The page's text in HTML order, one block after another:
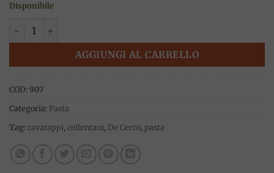
Disponibile
Cavatappi 87, 500g, De Cecco quantità
AGGIUNGI AL CARRELLO
COD: 907
Categoria: Pasta
Tag: cavatappi, cellentani, De Cecco, pasta